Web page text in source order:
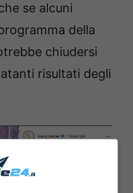
se alcuni
della
chiudersi
risultati degli